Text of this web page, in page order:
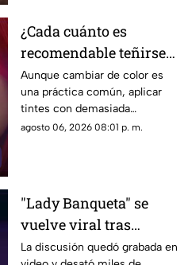
¿Cada cuánto es
recomendable teñirse
el cabello?
Especialistas explican
por qué hacerlo
seguido puede dañarlo
Aunque cambiar de color es
una práctica común, aplicar
tintes con demasiada
frecuencia puede afectar la
agosto 06, 2026 08:01 p. m.
"Lady Banqueta" se
vuelve viral tras
confrontar a un
La discusión quedó grabada en